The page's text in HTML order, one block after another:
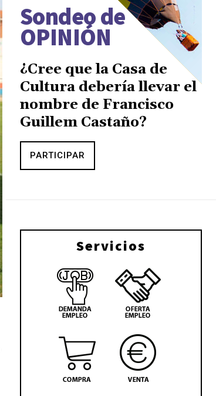
Sondeo de
OPINIÓN
¿Cree que la Casa de
Cultura debería llevar el
nombre de Francisco
Guillem Castaño?
PARTICIPAR
Servicios